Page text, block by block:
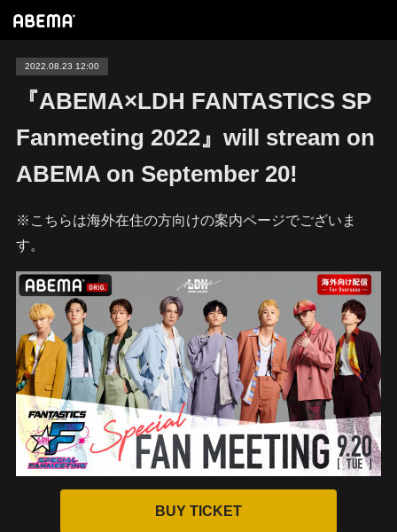
2022.08.23 12:00
『ABEMA×LDH FANTASTICS SP
Fanmeeting 2022』will stream on
ABEMA on September 20!
※こちらは海外在住の方向けの案内ページでございま
す。